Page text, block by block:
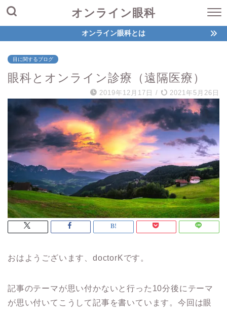
オンライン眼科
オンライン眼科とは
目に関するブログ
眼科とオンライン診療（遠隔医療）
2019年12月17日 / 2021年5月26日
おはようございます、doctorKです。
記事のテーマが思い付かないと行った10分後にテーマ
が思い付いてこうして記事を書いています。今回は眼